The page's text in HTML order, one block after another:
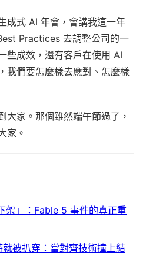
成式 AI 年會，會講我這一年
Practices 去調整公司的一
些成效，還有客戶在使用 AI
我們要怎麼樣去應對、怎麼樣
大家。那個雖然端午節過了，
家。
架」：Fable 5 事件的真正重
被扒穿：當對齊技術撞上結